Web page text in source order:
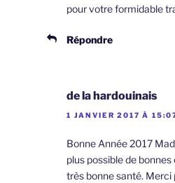
pour votre formidable
Répondre
de la hardouinais
1 JANVIER 2017 À
Bonne Année 2017
plus possible de
très bonne santé. Merci